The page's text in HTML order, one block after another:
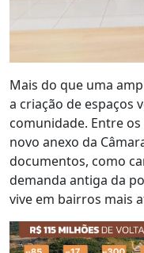
Mais do que uma
a criação de espaços
comunidade. Entre
novo anexo da
documentos, como
demanda antiga da
vive em bairros mais